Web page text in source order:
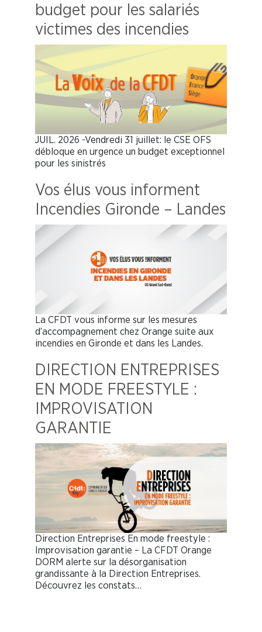
budget pour les salariés
victimes des incendies
JUIL. 2026 -Vendredi 31 juillet: le CSE OFS
débloque en urgence un budget exceptionnel
pour les sinistrés
Vos élus vous informent
Incendies Gironde – Landes
La CFDT vous informe sur les mesures
d’accompagnement chez Orange suite aux
incendies en Gironde et dans les Landes.
DIRECTION ENTREPRISES
EN MODE FREESTYLE :
IMPROVISATION
GARANTIE
Direction Entreprises En mode freestyle :
Improvisation garantie – La CFDT Orange
DORM alerte sur la désorganisation
grandissante à la Direction Entreprises.
Découvrez les constats…